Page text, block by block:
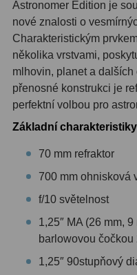
Barlow čočky
Barlow 2x38
Barlow 3x12
Barlow 4x3
Barlow 5x8
Hledáčky28
Optické hledáčky 15
Red Dot hledáčky6
Astronomer Edition je
nové znalosti o
Charakteristickým
několika vrstvami,
mlhovin, planet a
přenosné konstrukci je
perfektní volbou pro
Základní
70 mm refraktor
700 mm ohnisková
f/10 světelnost
1,25″ MA (26 mm,
barlowovou čočkou
1,25″ 90stupňový